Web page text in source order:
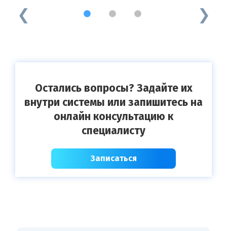
1 2 3
Остались вопросы? Задайте их
внутри системы или запишитесь на
онлайн консультацию к
специалисту
Записаться